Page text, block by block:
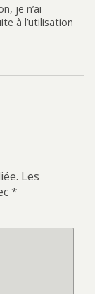
je n’ai
à l’utilisation
Les
*